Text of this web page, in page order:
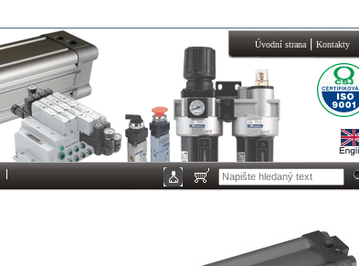
Úvodní strana| Kontakty